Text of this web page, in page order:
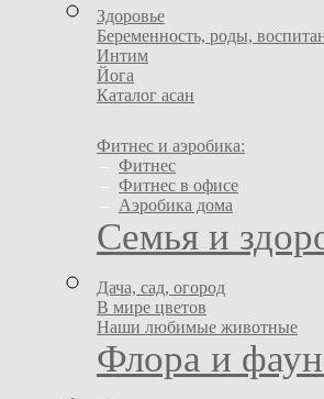
Здоровье
Беременность, роды,
Интим
Йога
Каталог асан
Фитнес и аэробика:
Фитнес
Фитнес в офисе
Аэробика дома
Семья и
Дача, сад, огород
В мире цветов
Наши любимые животные
Флора и